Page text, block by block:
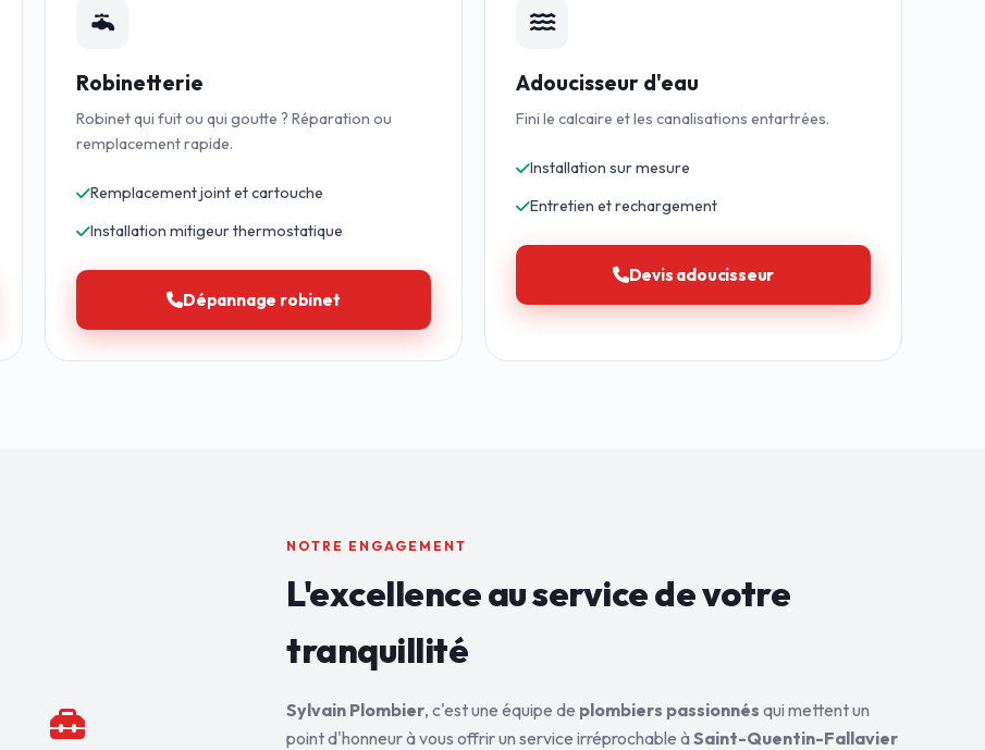
Robinetterie
Robinet qui fuit ou qui goutte ? Réparation ou
remplacement rapide.
Remplacement joint et cartouche
Installation mitigeur thermostatique
Dépannage robinet
Adoucisseur d'eau
Fini le calcaire et les canalisations entartrées.
Installation sur mesure
Entretien et rechargement
Devis adoucisseur
NOTRE ENGAGEMENT
L'excellence au service devotre
tranquillité
Sylvain Plombier, c'est une équipe de plombiers passionnés qui mettent un
point d'honneur à vous offrir un service irréprochable àSaint-Quentin-Fallavier